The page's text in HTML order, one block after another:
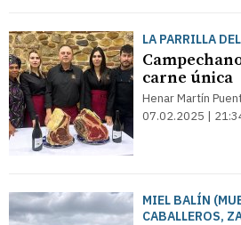
LA PARRILLA
carne única
Henar Martín
07.02.2025 |
MIEL BALÍN
CABALLEROS,